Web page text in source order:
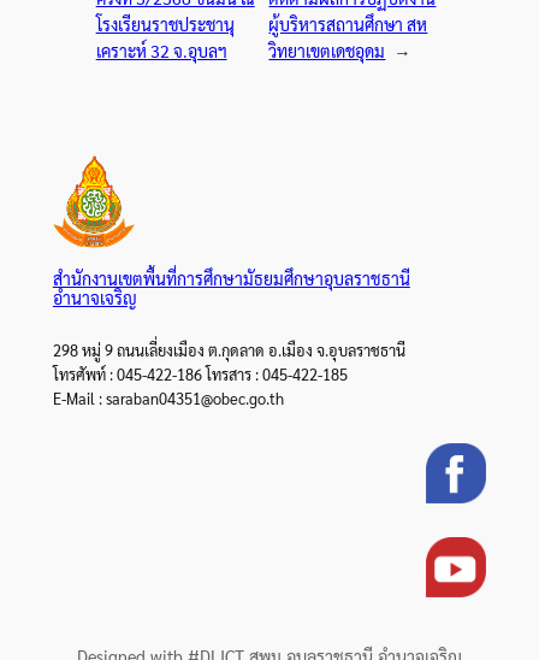
โรงเรียนราชประชานุ
เคราะห์ 32 จ.อุบลฯ
ผู้บริหารสถานศึกษา สห
วิทยาเขตเดชอุดม
→
สำนักงานเขตพื้นที่การศึกษามัธยมศึกษาอุบลราชธานี
อำนาจเจริญ
298 หมู่ 9 ถนนเลี่ยงเมือง ต.กุดลาด อ.เมือง จ.อุบลราชธานี
โทรศัพท์ : 045-422-186 โทรสาร : 045-422-185
E-Mail : saraban04351@obec.go.th